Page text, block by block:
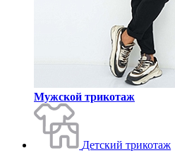
Мужской трикотаж
Детский трикотаж